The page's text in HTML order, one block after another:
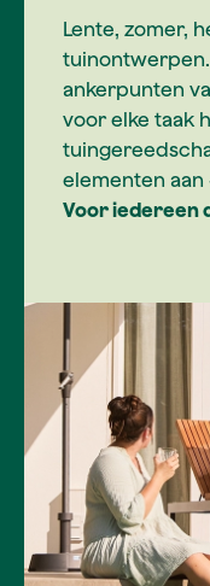
Lente, zomer,
ankerpunten
voor elke taak
elementen
Voor iedereen